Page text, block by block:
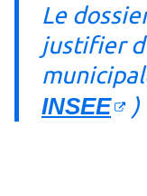
Le
justifier
INSEE
)